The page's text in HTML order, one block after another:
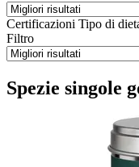
Certificazioni Tipo di
Filtro
Spezie singole